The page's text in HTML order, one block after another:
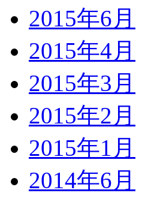
2015年6月
2015年4月
2015年3月
2015年2月
2015年1月
2014年6月